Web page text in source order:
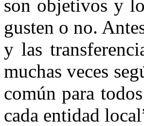
son objetivos y
gusten o no.
y las
muchas veces
común para
cada entidad